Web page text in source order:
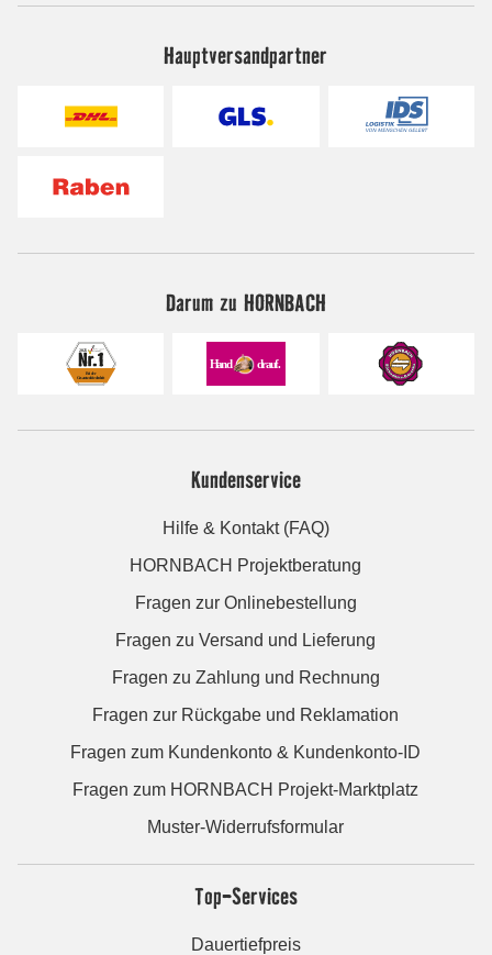
Hauptversandpartner
Darum zu HORNBACH
Kundenservice
Hilfe & Kontakt (FAQ)
HORNBACH Projektberatung
Fragen zur Onlinebestellung
Fragen zu Versand und Lieferung
Fragen zu Zahlung und Rechnung
Fragen zur Rückgabe und Reklamation
Fragen zum Kundenkonto & Kundenkonto-ID
Fragen zum HORNBACH Projekt-Marktplatz
Muster-Widerrufsformular
Top-Services
Dauertiefpreis